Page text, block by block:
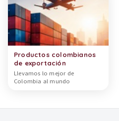
Productos colombianos
de exportación
Llevamos lo mejor de
Colombia al mundo